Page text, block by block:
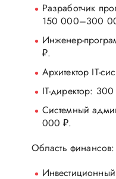
Разработчик
150 000–300
Инженер-
₽.
Архитектор IT-
IT-директор:
Системный
000 ₽.
Область финансов: